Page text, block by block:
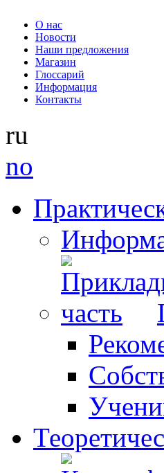
О нас
Новости
Наши предложения
Магазин
Глоссарий
Информация
Контакты
ru
no